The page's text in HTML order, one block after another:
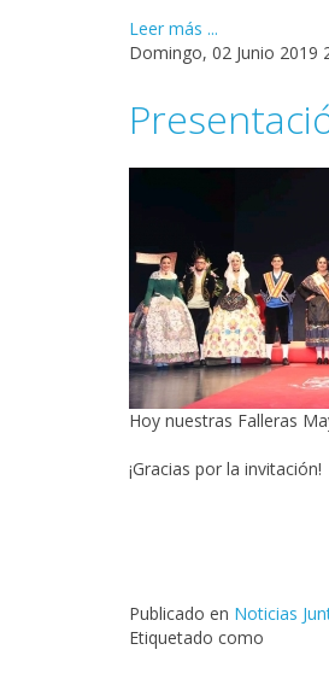
Leer más ...
Domingo, 02 Junio 2019
Hoy nuestras Falleras
¡Gracias por la invitación!
Publicado en Noticias
Etiquetado como